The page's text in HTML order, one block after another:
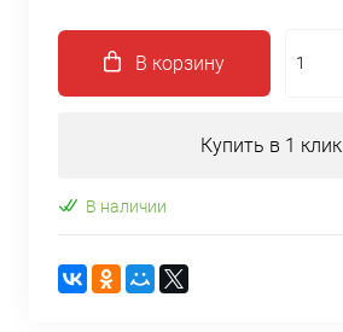
В корзину
Купить в 1 клик
В наличии